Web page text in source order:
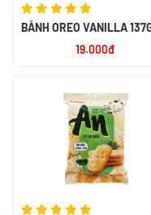
BÁNH OREO VANILLA
19.000đ